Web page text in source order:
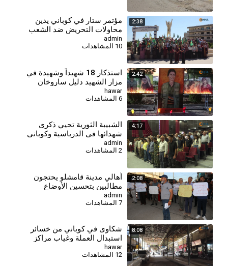
2:38
مؤتمر ستار في كوباني يدين
محاولات التحريض ضد الشعب
الكردي
admin
10 المشاهدات
2:42
استذكار 18 شهيداً وشهيدة في
مزار الشهيد دليل ساروخان
بقامشلو
hawar
6 المشاهدات
4:17
⁣الشبيبة الثورية تحيي ذكرى
شهدائها في الدرباسية وكوباني
وتؤكد مواصلة مسيرة النضال-
كوباني
admin
2 المشاهدات
2:08
أهالي مدينة قامشلو يحتجون
مطالبين بتحسين الأوضاع
المعيشية والخدمية
admin
8:08
شكاوى في كوباني من خسائر
استبدال العملة وغياب مراكز
الصرف
hawar
12 المشاهدات